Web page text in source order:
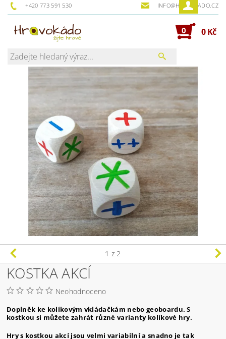
+420 773 591 530 INFO@HRAVOKADO.CZ
0 0 Kč
1 z 2
KOSTKA AKCÍ
Neohodnoceno
Doplněk ke kolíkovým vkládačkám nebo geoboardu. S
kostkou si můžete zahrát různé varianty kolíkové hry.
Hry s kostkou akcí jsou velmi variabilní a snadno je tak